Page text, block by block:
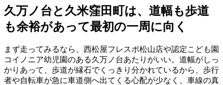
久万ノ台と久米窪田町は、道幅も歩道
も余裕があって最初の一周に向く
まず走ってみるなら、西松屋フレスポ松山店や認定こども園
コイノニア幼児園のある久万ノ台あたりがいい。道幅がしっ
かりあって、歩道が縁石でくっきり分かれているから、歩行
者や自転車が急に車道側へ出てくる心配が少なく、車線の真